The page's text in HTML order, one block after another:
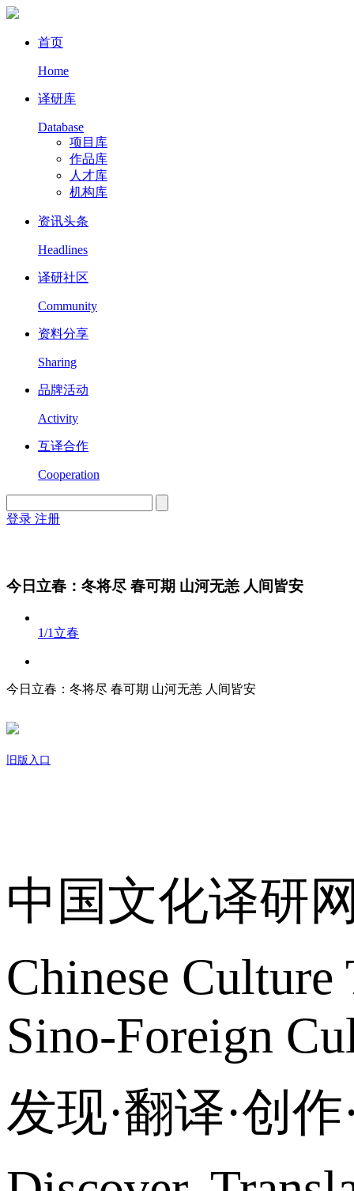
首页
Home
译研库
Database
项目库
作品库
人才库
机构库
资讯头条
Headlines
译研社区
Community
资料分享
Sharing
品牌活动
Activity
互译合作
Cooperation
登录 注册
今日立春：冬将尽 春可期 山河无恙 人间皆安
1/1立春
今日立春：冬将尽 春可期 山河无恙 人间皆安
旧版入口
中国文化译研
Chinese
Sino-Foreign
发现·翻译·创